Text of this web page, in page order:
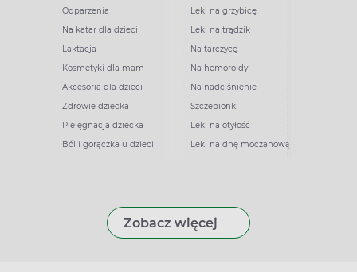
Odparzenia
Na katar dla dzieci
Laktacja
Kosmetyki dla mam
Akcesoria dla dzieci
Zdrowie dziecka
Pielęgnacja dziecka
Ból i gorączka u dzieci
Leki na grzybicę
Leki na trądzik
Na tarczycę
Na hemoroidy
Na nadciśnienie
Szczepionki
Leki na otyłość
Leki na dnę moczanową
Zobacz więcej